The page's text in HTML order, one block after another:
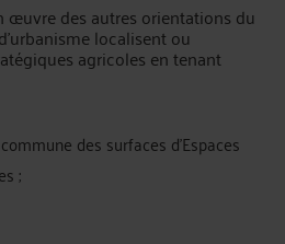
œuvre des autres orientations du
localisent ou
agricoles en tenant
des surfaces d’Espaces
;